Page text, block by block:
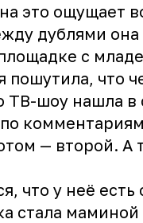
это ощущает
дублями она
с
пошутила, что
ТВ-шоу нашла в
— второй. А
что у неё
стала